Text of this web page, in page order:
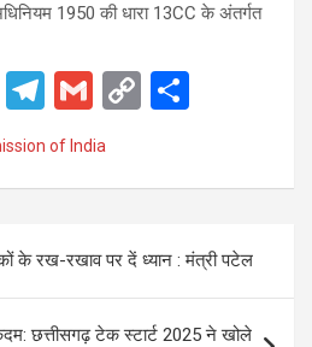
1950 की धारा 13CC के अंतर्गत
X
T
el
e
a
G
m
ail
C
n
of India
के रख-रखाव पर दें ध्यान : मंत्री पटेल
छत्तीसगढ़ टेक स्टार्ट 2025 ने खोले